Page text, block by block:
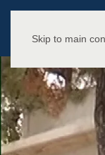
Skip to main